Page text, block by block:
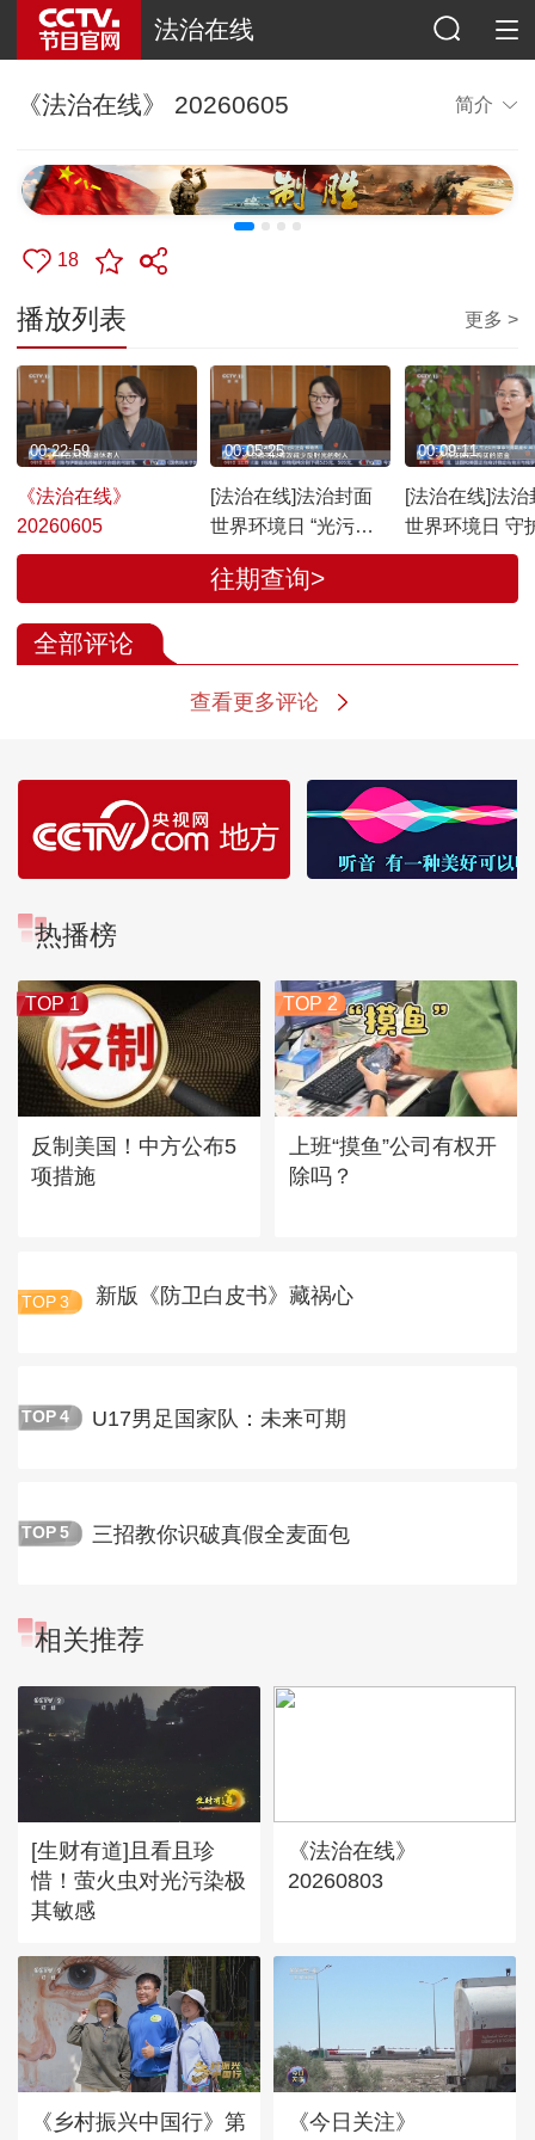
法治在线
《法治在线》 20260605 简介
18
播放列表 更多 >
《法治在线》
20260605
00:22:59
[法治在线]法治封面
世界环境日 “光污染”
纠纷案
00:05:25
[法治在线]法治
世界环境日 守
雨林
00:09:11
往期查询>
全部评论
查看更多评论
热播榜
TOP 1
反制美国！中方公布5
项措施
TOP 2
上班“摸鱼”公司有权开
除吗？
TOP 3 新版《防卫白皮书》藏祸心
TOP 4 U17男足国家队：未来可期
TOP 5 三招教你识破真假全麦面包
相关推荐
[生财有道]且看且珍
惜！萤火虫对光污染极
其敏感
《法治在线》
20260803
《乡村振兴中国行》第
《今日关注》